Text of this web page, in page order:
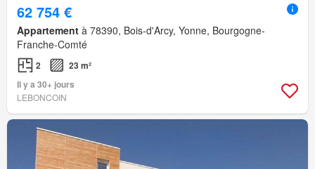
62 754 €
Appartement à 78390, Bois-d'Arcy, Yonne, Bourgogne-
Franche-Comté
2
23 m²
Il y a 30+ jours
LEBONCOIN